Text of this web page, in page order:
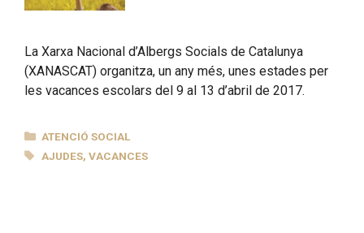
La Xarxa Nacional d’Albergs Socials de Catalunya
(XANASCAT) organitza, un any més, unes estades per
les vacances escolars del 9 al 13 d’abril de 2017.
CATEGORIES
ATENCIÓ SOCIAL
ETIQUETES
AJUDES,VACANCES